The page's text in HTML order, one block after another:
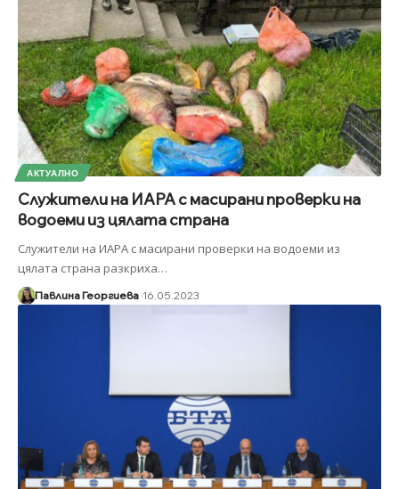
АКТУАЛНО
Служители на ИАРА с масирани проверки на
водоеми из цялата страна
Служители на ИАРА с масирани проверки на водоеми из
цялата страна разкриха…
Павлина Георгиева 16.05.2023